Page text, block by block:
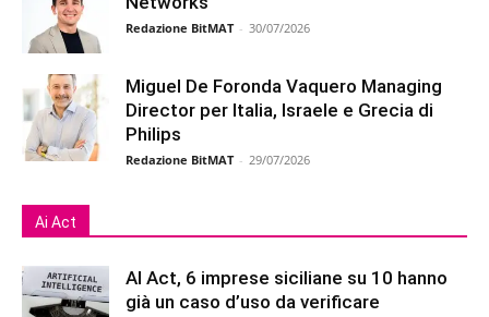
Redazione BitMAT - 30/07/2026
Miguel De Foronda Vaquero Managing
Director per Italia, Israele e Grecia di
Philips
Redazione BitMAT - 29/07/2026
Ai Act
AI Act, 6 imprese siciliane su 10 hanno
già un caso d’uso da verificare